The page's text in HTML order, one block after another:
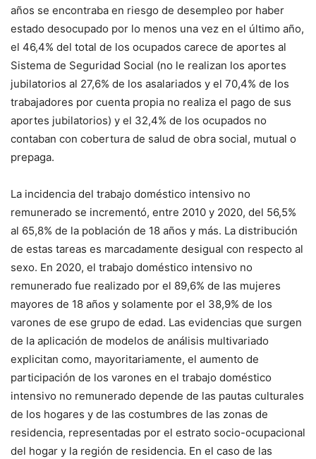
años se encontraba en riesgo de desempleo por haber
estado desocupado por lo menos una vez en el último año,
el 46,4% del total de los ocupados carece de aportes al
Sistema de Seguridad Social (no le realizan los aportes
jubilatorios al 27,6% de los asalariados y el 70,4% de los
trabajadores por cuenta propia no realiza el pago de sus
aportes jubilatorios) y el 32,4% de los ocupados no
contaban con cobertura de salud de obra social, mutual o
prepaga.
La incidencia del trabajo doméstico intensivo no
remunerado se incrementó, entre 2010 y 2020, del 56,5%
al 65,8% de la población de 18 años y más. La distribución
de estas tareas es marcadamente desigual con respecto al
sexo. En 2020, el trabajo doméstico intensivo no
remunerado fue realizado por el 89,6% de las mujeres
mayores de 18 años y solamente por el 38,9% de los
varones de ese grupo de edad. Las evidencias que surgen
de la aplicación de modelos de análisis multivariado
explicitan como, mayoritariamente, el aumento de
participación de los varones en el trabajo doméstico
intensivo no remunerado depende de las pautas culturales
de los hogares y de las costumbres de las zonas de
residencia, representadas por el estrato socio-ocupacional
del hogar y la región de residencia. En el caso de las